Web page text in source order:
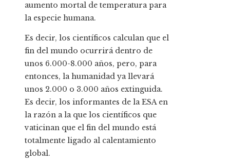
aumento mortal de temperatura para
la especie humana.
Es decir, los científicos calculan que el
fin del mundo ocurrirá dentro de
unos 6.000-8.000 años, pero, para
entonces, la humanidad ya llevará
unos 2.000 o 3.000 años extinguida.
Es decir, los informantes de la ESA en
la razón a la que los científicos que
vaticinan que el fin del mundo está
totalmente ligado al calentamiento
global.